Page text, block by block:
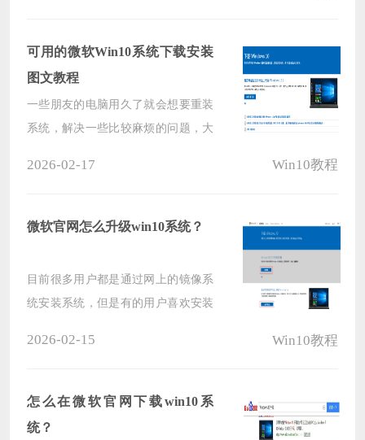
Windows10易升工具将自己的电脑操
作系统更新为比较新的版本。
可用的微软Win10系统下载安装
图文教程
一些朋友的电脑用久了就会想要重装
系统，解决一些比较麻烦的问题，大
的微软Win10系统下载安装图文教
2026-02-17 Win10教程
微软官网怎么升级win10系统？
目前很多用户都是通过网上的镜像系
统安装系统，但是有的用户喜欢安装
试通过下方的操作方法进行操作即
可。
2026-02-15 Win10教程
怎么在微软官网下载win10系
统？